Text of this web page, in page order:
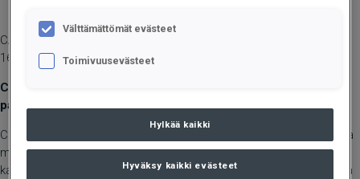
CARGOTEC OYJ, PÖRSSITIEDOTE, 23. MAALISKUUTA 2023 KLO
16.00
Cargotecin omien osakkeiden luovutus kannustinohjelmien
palkkioiksi
Cargotec Oyj:n hallitus on tänään 23.3.2023 päättänyt suunnatusta
maksuttomasta osakeannista Cargotecin osakepohjaisten
kannustinohjelmien palkkioiden maksamista varten. Osakeannissa
Välttämättömät evästeet
Toimivuusevästeet
Hylkää kaikki
Hyväksy kaikki evästeet